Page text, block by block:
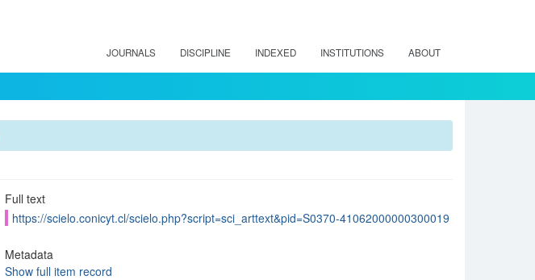
JOURNALS DISCIPLINE INDEXED INSTITUTIONS ABOUT
Full text
https://scielo.conicyt.cl/scielo.php?script=sci_arttext&pid=S0370-41062000000300019
Metadata
Show full item record